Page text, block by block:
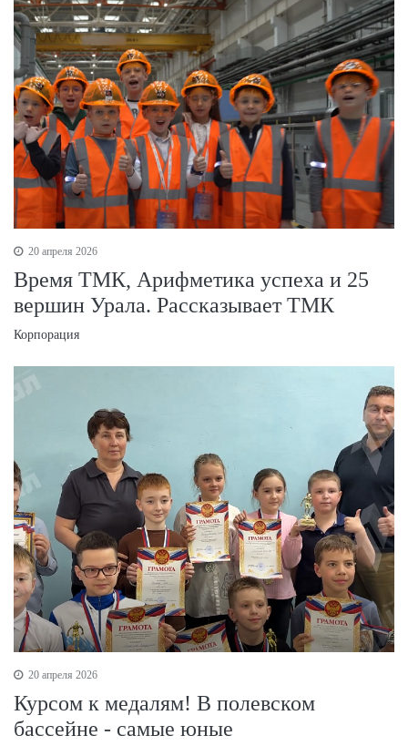
20 апреля 2026
Время ТМК, Арифметика успеха и 25
вершин Урала. Рассказывает ТМК
Корпорация
20 апреля 2026
Курсом к медалям! В полевском
бассейне - самые юные